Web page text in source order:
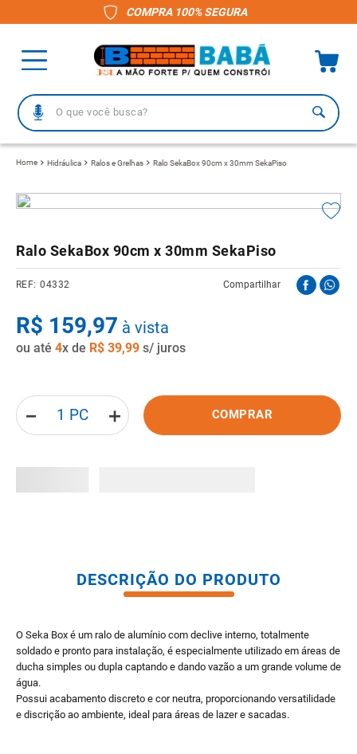
COMPRA 100% SEGURA
O que você busca?
Hidráulica Ralos e Grelhas Ralo SekaBox 90cm x 30mm SekaPiso
Ralo SekaBox 90cm x 30mm SekaPiso
04332 Compartilhar
R$ 159,97 à vista
ou até 4x de R$ 39,99 s/ juros
＋
－ COMPRAR
DESCRIÇÃO DO PRODUTO
O Seka Box é um ralo de alumínio com declive interno, totalmente
soldado e pronto para instalação, é especialmente utilizado em áreas de
ducha simples ou dupla captando e dando vazão a um grande volume de
água.
Possui acabamento discreto e cor neutra, proporcionando versatilidade
e discrição ao ambiente, ideal para áreas de lazer e sacadas.
2º porcelanato
5 º revestimento
6º telha fibrocimento
7º pisos
vaso sanitario caixa acoplada